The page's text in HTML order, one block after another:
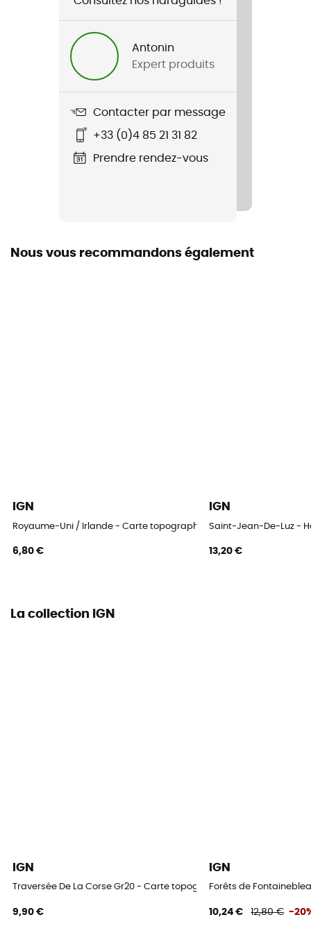
Antonin
Expert produits
Contacter par message
+33 (0)4 85 21 31 82
Prendre rendez-vous
Nous vous recommandons également
IGN
Royaume-Uni / Irlande - Carte topographique
6,80 €
IGN
Saint-Jean-De-Luz -
13,20 €
La collection IGN
IGN
Traversée De La Corse Gr20 - Carte topographique
9,90 €
IGN
Forêts de
10,24 € 12,80 € -